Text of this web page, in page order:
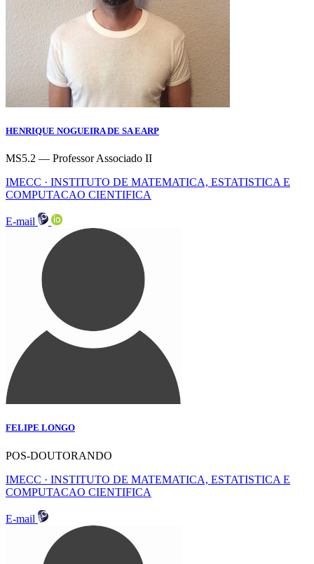
HENRIQUE NOGUEIRA DE SA EARP
MS5.2 — Professor Associado II
IMECC · INSTITUTO DE MATEMATICA, ESTATISTICA E
COMPUTACAO CIENTIFICA
E-mail
FELIPE LONGO
POS-DOUTORANDO
IMECC · INSTITUTO DE MATEMATICA, ESTATISTICA E
COMPUTACAO CIENTIFICA
E-mail